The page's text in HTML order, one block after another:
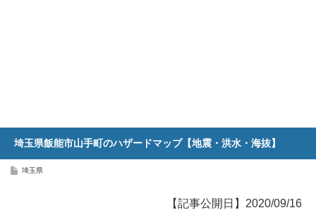
埼玉県飯能市山手町のハザードマップ【地震・洪水・海抜】
埼玉県
【記事公開日】2020/09/16